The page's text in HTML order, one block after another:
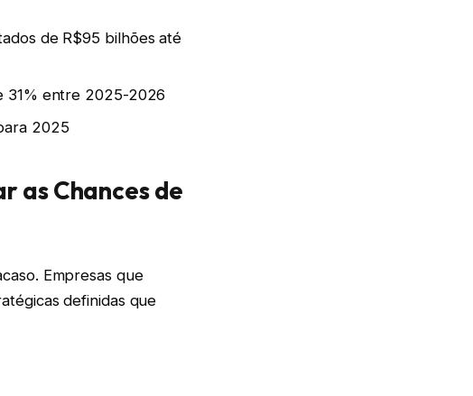
de R$95 bilhões até
31% entre 2025-2026
2025
as Chances de
Empresas que
definidas que